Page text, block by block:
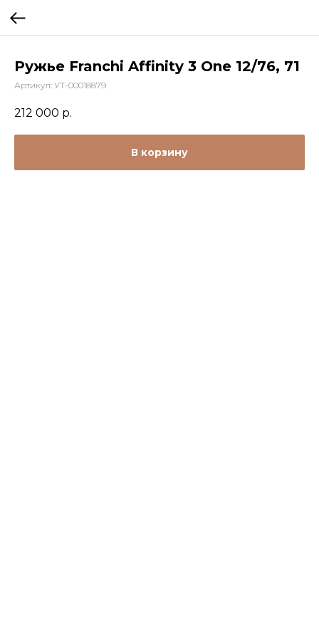
Ружье Franchi Affinity 3 One 12/76, 71
Артикул: УТ-00018879
212 000 р.
В корзину